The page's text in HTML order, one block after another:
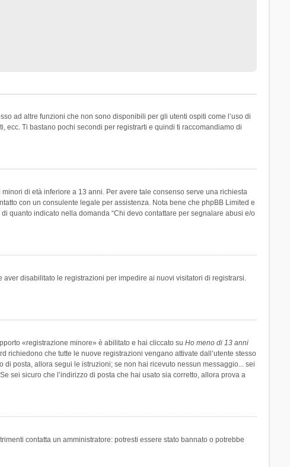
ad altre funzioni che non sono disponibili per gli utenti ospiti come l’uso di
ecc. Ti bastano pochi secondi per registrarti e quindi ti raccomandiamo di
di età inferiore a 13 anni. Per avere tale consenso serve una richiesta
con un consulente legale per assistenza. Nota bene che phpBB Limited e
quanto indicato nella domanda “Chi devo contattare per segnalare abusi e/o
disabilitato le registrazioni per impedire ai nuovi visitatori di registrarsi.
«registrazione minore» è abilitato e hai cliccato su Ho meno di 13 anni
richiedono che tutte le nuove registrazioni vengano attivate dall’utente stesso
posta, allora segui le istruzioni; se non hai ricevuto nessun messaggio... sei
sei sicuro che l’indirizzo di posta che hai usato sia corretto, allora prova a
contatta un amministratore: potresti essere stato bannato o potrebbe